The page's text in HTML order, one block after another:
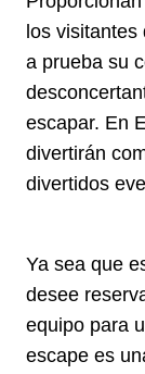
los
a prueba su
escapar. En
divertirán
divertidos
Ya sea que
desee
equipo para
escape es